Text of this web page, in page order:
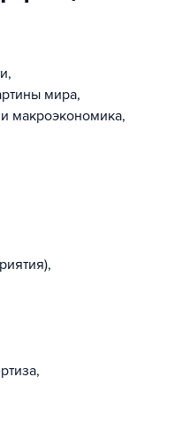
мира,
макроэкономика,